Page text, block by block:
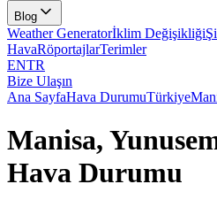
Blog
Weather Generatorİklim Değişikliği
HavaRöportajlarTerimler
ENTR
Bize Ulaşın
Ana SayfaHava DurumuTürkiye
Manisa,
Hava Durumu